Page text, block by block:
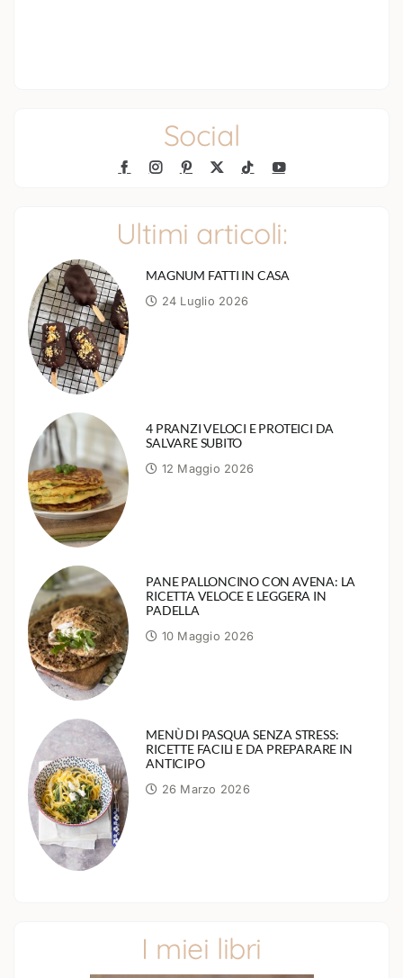
Social
Ultimi articoli:
MAGNUM FATTI IN CASA
24 Luglio 2026
4 PRANZI VELOCI E PROTEICI DA
SALVARE SUBITO
12 Maggio 2026
PANE PALLONCINO CON AVENA: LA
RICETTA VELOCE E LEGGERA IN
PADELLA
10 Maggio 2026
MENÙ DI PASQUA SENZA STRESS:
RICETTE FACILI E DA PREPARARE IN
ANTICIPO
26 Marzo 2026
I miei libri